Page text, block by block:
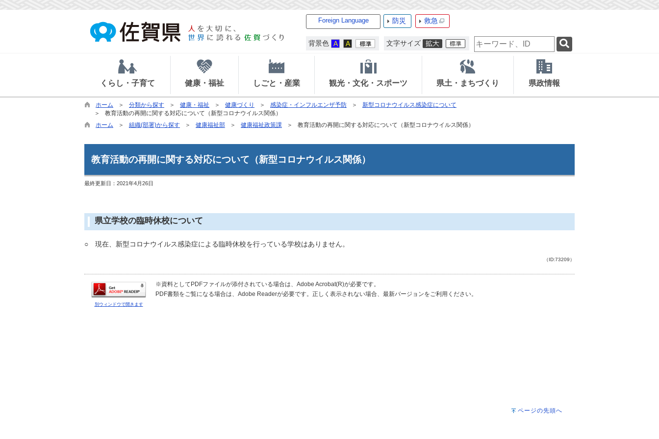
Foreign Language 防災 救急
背景色 文字サイズ
検
索
ー
ー
ド
くらし・子育て 健康・福祉 しごと・産業 観光・文化・スポーツ 県土・まちづくり 県政情報
ホーム 分類から探す 健康・福祉 健康づくり 感染症・インフルエンザ予防
新型コロナウイルス感染症について
教育活動の再開に関する対応について（新型コロナウイルス関係）
ホーム
組織(部署)から探す 健康福祉部 健康福祉政策課 教育活動の再開に関する対応について（新型コロナウイルス関係）
教育活動の再開に関する対応について（新型コロナウイルス関係）
最終更新日： 2021年4月26日
県立学校の臨時休校について
○ 現在、新型コロナウイルス感染症による臨時休校を行っている学校はありません。
（ID:73209）
別ウィンドウで開きます
※資料としてPDFファイルが添付されている場合は、Adobe Acrobat(R)が必要です。
PDF書類をご覧になる場合は、Adobe Readerが必要です。正しく表示されない場合、最新バージョンをご利用ください。
ページの先頭へ